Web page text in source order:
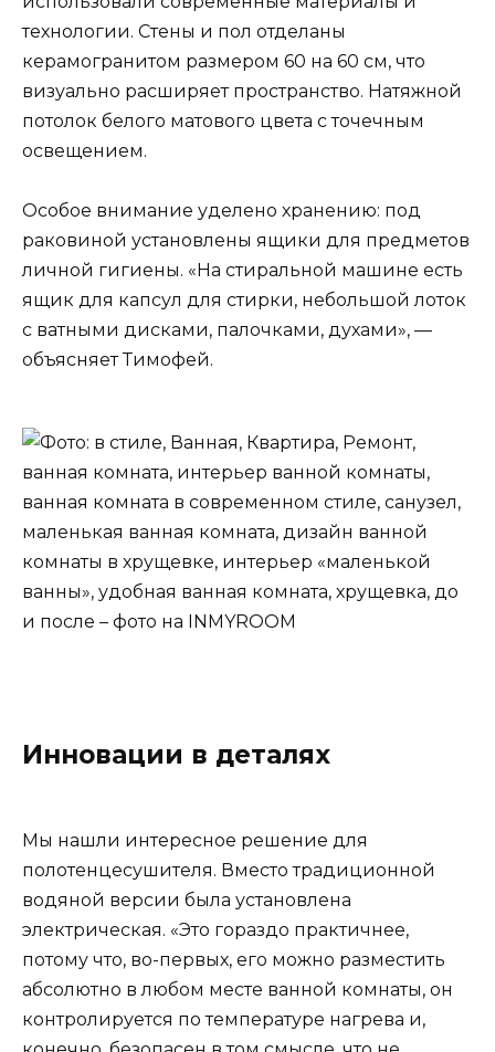
технологии. Стены и пол отделаны
керамогранитом размером 60 на 60 см, что
визуально расширяет пространство. Натяжной
потолок белого матового цвета с точечным
освещением.
Особое внимание уделено хранению: под
раковиной установлены ящики для предметов
личной гигиены. «На стиральной машине есть
ящик для капсул для стирки, небольшой лоток
с ватными дисками, палочками, духами», —
объясняет Тимофей.
Инновации в деталях
Мы нашли интересное решение для
полотенцесушителя. Вместо традиционной
водяной версии была установлена ​​
электрическая. «Это гораздо практичнее,
потому что, во-первых, его можно разместить
абсолютно в любом месте ванной комнаты, он
контролируется по температуре нагрева и,